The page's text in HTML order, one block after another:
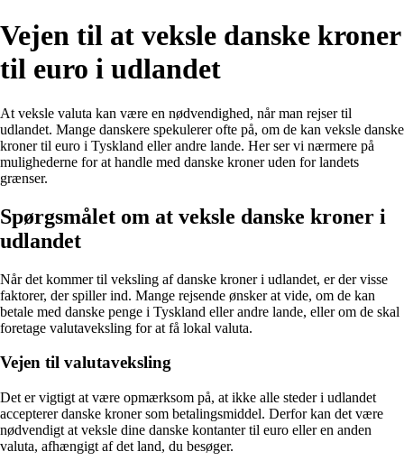
Vejen til at veksle danske kroner
til euro i udlandet
At veksle valuta kan være en nødvendighed, når man rejser til
udlandet. Mange danskere spekulerer ofte på, om de kan veksle danske
kroner til euro i Tyskland eller andre lande. Her ser vi nærmere på
mulighederne for at handle med danske kroner uden for landets
grænser.
Spørgsmålet om at veksle danske kroner i
udlandet
Når det kommer til veksling af danske kroner i udlandet, er der visse
faktorer, der spiller ind. Mange rejsende ønsker at vide, om de kan
betale med danske penge i Tyskland eller andre lande, eller om de skal
foretage valutaveksling for at få lokal valuta.
Vejen til valutaveksling
Det er vigtigt at være opmærksom på, at ikke alle steder i udlandet
accepterer danske kroner som betalingsmiddel. Derfor kan det være
nødvendigt at veksle dine danske kontanter til euro eller en anden
valuta, afhængigt af det land, du besøger.